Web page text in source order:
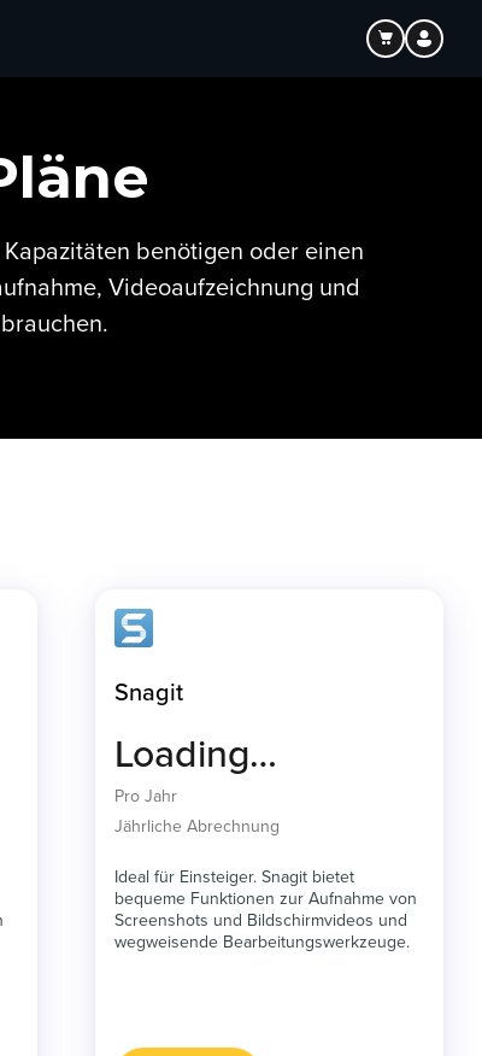
benötigen oder einen
Videoaufzeichnung und
Snagit
Loading…
Pro Jahr
Jährliche Abrechnung
Ideal für Einsteiger. Snagit bietet
bequeme Funktionen zur Aufnahme von
Screenshots und Bildschirmvideos und
wegweisende Bearbeitungswerkzeuge.